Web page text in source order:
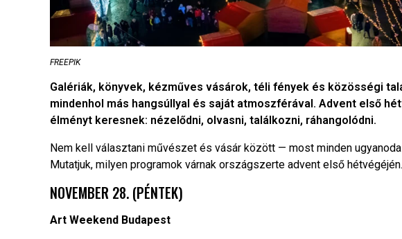
FREEPIK
Galériák, könyvek, kézműves vásárok, téli fények és közösségi
mindenhol más hangsúllyal és saját atmoszférával. Advent első
élményt keresnek: nézelődni, olvasni, találkozni, ráhangolódni.
Nem kell választani művészet és vásár között — most minden
Mutatjuk, milyen programok várnak országszerte advent első hétvégéjén.
NOVEMBER 28. (PÉNTEK)
Art Weekend Budapest